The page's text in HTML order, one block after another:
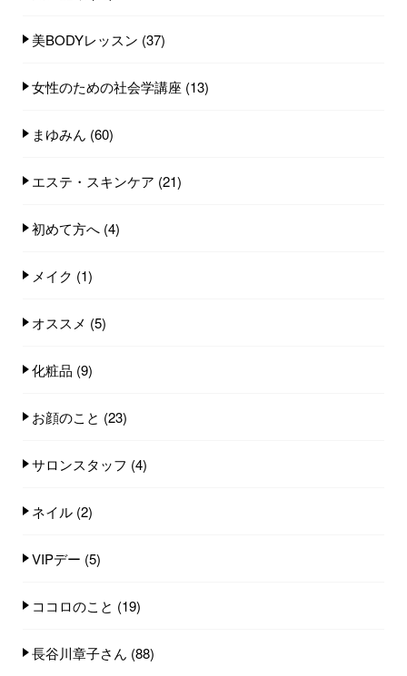
美BODYレッスン (37)
女性のための社会学講座 (13)
まゆみん (60)
エステ・スキンケア (21)
初めて方へ (4)
メイク (1)
オススメ (5)
化粧品 (9)
お顔のこと (23)
サロンスタッフ (4)
ネイル (2)
VIPデー (5)
ココロのこと (19)
長谷川章子さん (88)